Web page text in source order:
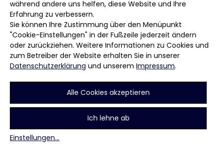
während andere uns helfen, diese Website und Ihre
Erfahrung zu verbessern.
Sie können Ihre Zustimmung über den Menüpunkt
"Cookie-Einstellungen" in der Fußzeile jederzeit ändern
oder zurückziehen. Weitere Informationen zu Cookies und
zum Betreiber der Website erhalten Sie in unserer
Datenschutzerklärung und unserem Impressum.
Einstellungen...
Ich lehne ab
Alle Cookies akzeptieren